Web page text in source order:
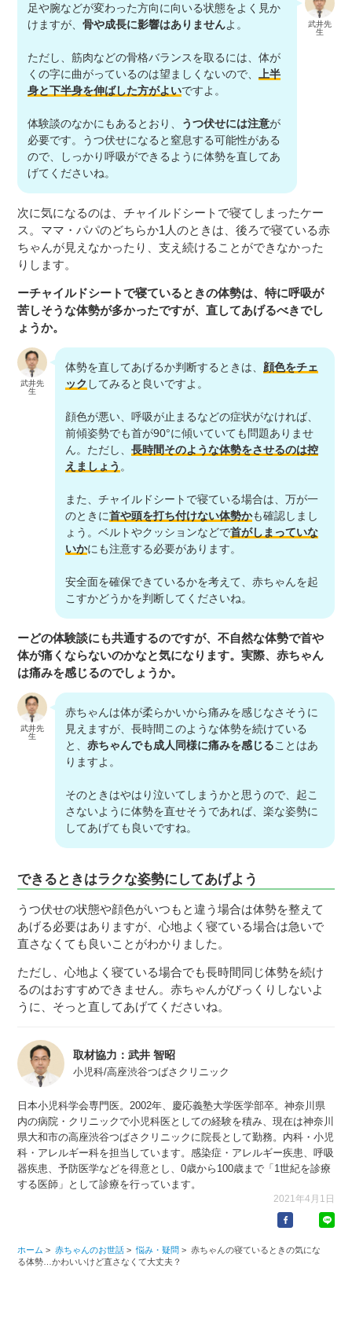
足や腕などが変わった方向に向いる状態をよく見か
けますが、骨や成長に影響はありませんよ。
ただし、筋肉などの骨格バランスを取るには、体が
くの字に曲がっているのは望ましくないので、
上半
身と下半身を伸ばした方がよいですよ。
体験談のなかにもあるとおり、 うつ伏せには注意が
必要です。うつ伏せになると窒息する可能性がある
ので、しっかり呼吸ができるように体勢を直してあ
げてくださいね。
武井先
生
次に気になるのは、チャイルドシートで寝てしまったケー
ス。ママ・パパのどちらか1人のときは、後ろで寝ている赤
ちゃんが見えなかったり、支え続けることができなかった
りします。
ーチャイルドシートで寝ているときの体勢は、特に呼吸が
苦しそうな体勢が多かったですが、直してあげるべきでし
ょうか。
武井先
生
体勢を直してあげるか判断するときは、 顔色をチェ
ック してみると良いですよ。
顔色が悪い、呼吸が止まるなどの症状がなければ、
前傾姿勢でも首が90°に傾いていても問題ありませ
ん。ただし、長時間そのような体勢をさせるのは控
えましょう 。
また、チャイルドシートで寝ている場合は、万が一
のときに首や頭を打ち付けない体勢かも確認しまし
ょう。ベルトやクッションなどで首がしまっていな
いかにも注意する必要があります。
安全面を確保できているかを考えて、赤ちゃんを起
こすかどうかを判断してくださいね。
ーどの体験談にも共通するのですが、不自然な体勢で首や
体が痛くならないのかなと気になります。実際、赤ちゃん
は痛みを感じるのでしょうか。
武井先
生
赤ちゃんは体が柔らかいから痛みを感じなさそうに
見えますが、長時間このような体勢を続けている
と、赤ちゃんでも成人同様に痛みを感じることはあ
りますよ。
そのときはやはり泣いてしまうかと思うので、起こ
さないように体勢を直せそうであれば、楽な姿勢に
してあげても良いですね。
できるときはラクな姿勢にしてあげよう
うつ伏せの状態や顔色がいつもと違う場合は体勢を整えて
あげる必要はありますが、心地よく寝ている場合は急いで
直さなくても良いことがわかりました。
ただし、心地よく寝ている場合でも長時間同じ体勢を続け
るのはおすすめできません。赤ちゃんがびっくりしないよ
うに、そっと直してあげてくださいね。
取材協力：武井 智昭
小児科/高座渋谷つばさクリニック
日本小児科学会専門医。2002年、慶応義塾大学医学部卒。神奈川県
内の病院・クリニックで小児科医としての経験を積み、現在は神奈川
県大和市の高座渋谷つばさクリニックに院長として勤務。内科・小児
科・アレルギー科を担当しています。感染症・アレルギー疾患、呼吸
器疾患、予防医学などを得意とし、0歳から100歳まで「1世紀を診療
する医師」として診療を行っています。
2021年4月1日
ホーム > 赤ちゃんのお世話 > 悩み・疑問 > 赤ちゃんの寝ているときの気にな
る体勢…かわいいけど直さなくて大丈夫？